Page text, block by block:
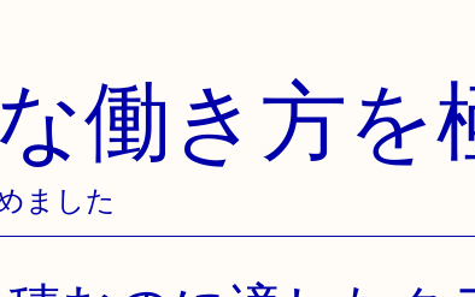
働き方を
ました